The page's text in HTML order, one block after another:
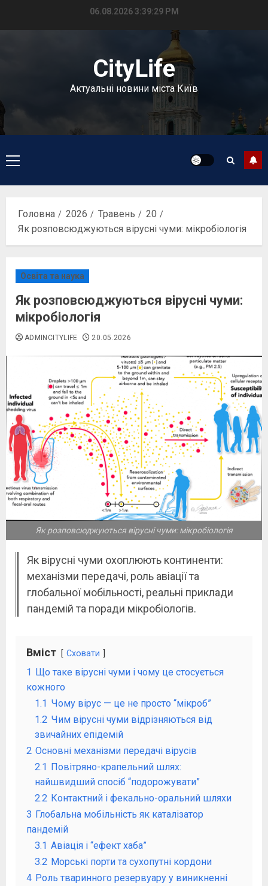
06.08.2026 3:39:30 PM
CityLife
Актуальні новини міста Київ
Головне
меню
Головна 2026 Травень
20
Як розповсюджуються вірусні чуми: мікробіологія
Освіта та наука
Як розповсюджуються вірусні чуми:
мікробіологія
ADMINCITYLIFE 20.05.2026
Як розповсюджуються вірусні чуми: мікробіологія
Як вірусні чуми охоплюють континенти:
механізми передачі, роль авіації та
глобальної мобільності, реальні приклади
пандемій та поради мікробіологів.
Вміст Сховати
1 Що таке вірусні чуми і чому це стосується
кожного
1.1 Чому вірус — це не просто “мікроб”
1.2 Чим вірусні чуми відрізняються від
звичайних епідемій
2 Основні механізми передачі вірусів
2.1 Повітряно-крапельний шлях:
найшвидший спосіб “подорожувати”
2.2 Контактний і фекально-оральний шляхи
3 Глобальна мобільність як каталізатор
пандемій
3.1 Авіація і “ефект хаба”
3.2 Морські порти та сухопутні кордони
4 Роль тваринного резервуару у виникненні